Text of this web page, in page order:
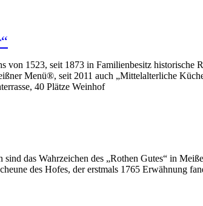
von 1523, seit 1873 in Familienbesitz
Menü®, seit 2011 auch „Mittelalterliche
40 Plätze Weinhof
das Wahrzeichen des „Rothen Gutes“ in
des Hofes, der erstmals 1765 Erwähnung